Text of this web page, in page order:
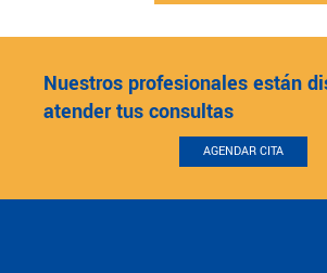
Nuestros profesionales están
atender tus consultas
AGENDAR CITA